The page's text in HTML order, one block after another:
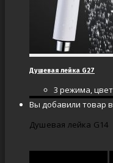
Душевая лейка G27
3 режима,
Вы добавили товар
Душевая лейка G14